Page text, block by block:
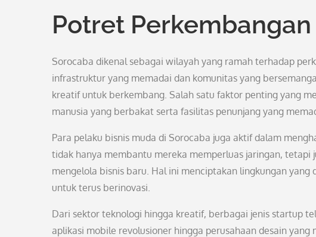
Potret
Sorocaba dikenal sebagai wilayah yang ramah terhadap
infrastruktur yang memadai dan komunitas yang
kreatif untuk berkembang. Salah satu faktor penting yang
manusia yang berbakat serta fasilitas penunjang yang
Para pelaku bisnis muda di Sorocaba juga aktif dalam
tidak hanya membantu mereka memperluas jaringan,
mengelola bisnis baru. Hal ini menciptakan lingkungan
untuk terus berinovasi.
Dari sektor teknologi hingga kreatif, berbagai jenis startup
aplikasi mobile revolusioner hingga perusahaan desain